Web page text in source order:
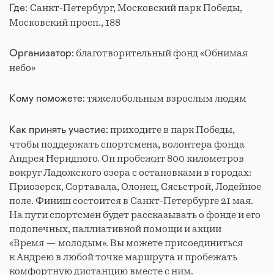
Где: Санкт-Петербург, Московский парк Победы,
Московский просп., 188
Организатор: благотворительный фонд «Обнимая
небо»
Кому поможете: тяжелобольным взрослым людям
Как принять участие: приходите в парк Победы,
чтобы поддержать спортсмена, волонтера фонда
Андрея Неридного. Он пробежит 800 километров
вокруг Ладожского озера с остановками в городах:
Приозерск, Сортавала, Олонец, Сясьстрой, Лодейное
поле. Финиш состоится в Санкт-Петербурге 21 мая.
На пути спортсмен будет рассказывать о фонде и его
подопечных, паллиативной помощи и акции
«Время — молодым». Вы можете присоединиться
к Андрею в любой точке маршрута и пробежать
комфортную дистанцию вместе с ним.